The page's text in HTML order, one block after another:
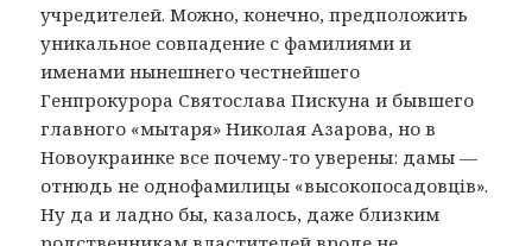
учредителей. Можно, конечно, предположить
уникальное совпадение с фамилиями и
именами нынешнего честнейшего
Генпрокурора Святослава Пискуна и бывшего
главного «мытаря» Николая Азарова, но в
Новоукраинке все почему-то уверены: дамы —
отнюдь не однофамилицы «высокопосадовцiв».
Ну да и ладно бы, казалось, даже близким